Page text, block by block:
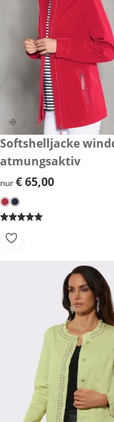
€ 65,00
Softshelljacke
atmungsaktiv
€ 65,00
nur€ 65,00